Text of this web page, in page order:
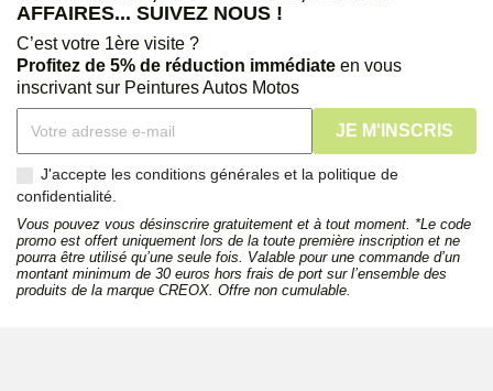
AFFAIRES... SUIVEZ NOUS !
C’est votre 1ère visite ?
Profitez de 5% de réduction immédiate en vous
inscrivant sur Peintures Autos Motos
J'accepte les conditions générales et la politique de
confidentialité.
Vous pouvez vous désinscrire gratuitement et à tout moment. *Le code
promo est offert uniquement lors de la toute première inscription et ne
pourra être utilisé qu’une seule fois. Valable pour une commande d’un
montant minimum de 30 euros hors frais de port sur l’ensemble des
produits de la marque CREOX. Offre non cumulable.